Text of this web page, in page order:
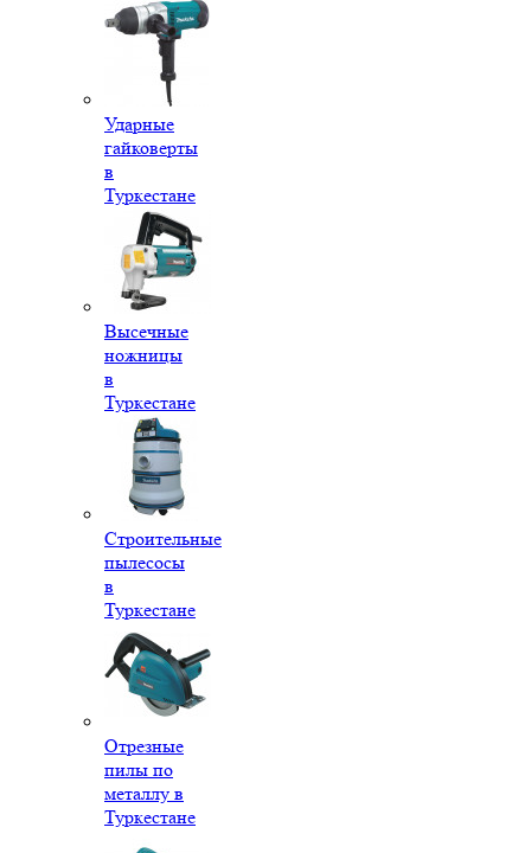
Ударные
гайковерты
в
Туркестане
Высечные
ножницы
в
Туркестане
Строительные
пылесосы
в
Туркестане
Отрезные
пилы по
металлу в
Туркестане